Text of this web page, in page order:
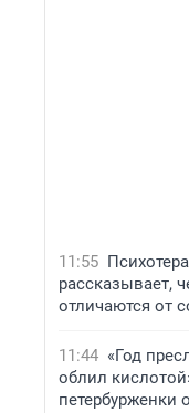
11:55
рассказывает,
отличаются от
11:44 «Год
облил
петербурженки